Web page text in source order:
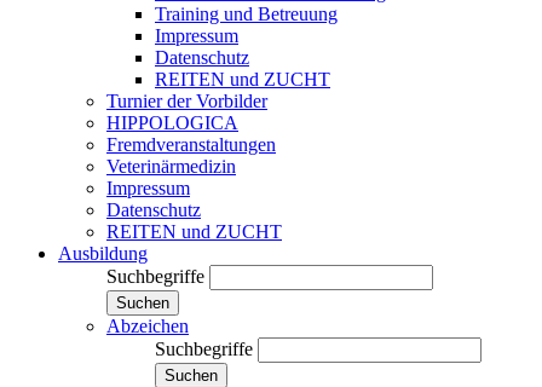
Training und Betreuung
Impressum
Datenschutz
REITEN und ZUCHT
Turnier der Vorbilder
HIPPOLOGICA
Fremdveranstaltungen
Veterinärmedizin
Impressum
Datenschutz
REITEN und ZUCHT
Ausbildung
Suchbegriffe
Suchen
Abzeichen
Suchbegriffe
Suchen